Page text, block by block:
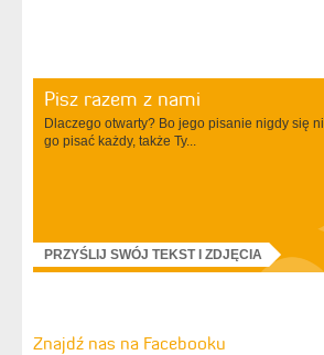
Pisz razem z nami
Dlaczego otwarty? Bo jego pisanie nigdy się
go pisać każdy, także Ty...
PRZYŚLIJ SWÓJ TEKST I ZDJĘCIA
Znajdź nas na Facebooku